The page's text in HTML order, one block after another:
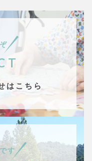
ぞ
はこちら
す